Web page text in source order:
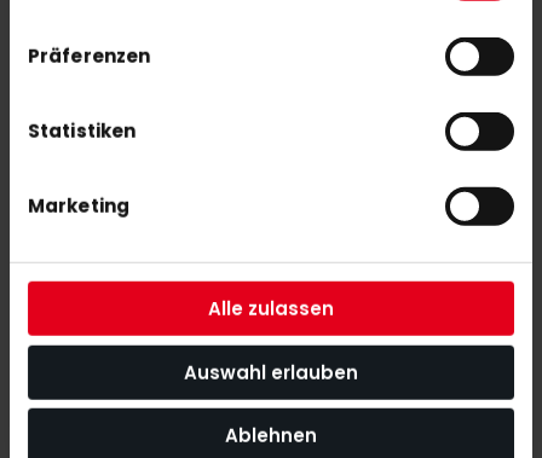
Präferenzen
Statistiken
Marketing
Alle zulassen
Auswahl erlauben
Ablehnen
SUBSCRIBE NEWSLETTER
With our newsletter you are always up to date with
the latest news, tips and discount offers around our shop.